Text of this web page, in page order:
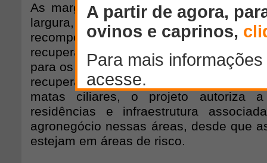
As margens de rios mais estreitos,
largura, que já tiverem sido
recompor ao menos 15 metros da
recuperação obrigatória vai até o
para os rios mais largos. Ao mesmo
recuperação de uma extensão
matas ciliares, o projeto autoriza a
residências e infraestrutura
agronegócio nessas áreas, desde que
estejam em áreas de risco.